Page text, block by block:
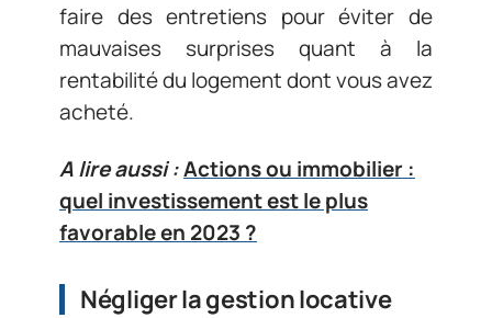
faire des entretiens pour éviter de
mauvaises surprises quant à la
rentabilité du logement dont vous avez
acheté.
A lire aussi :Actions ou immobilier :
quel investissement est le plus
favorable en 2023 ?
Négliger la gestion locative